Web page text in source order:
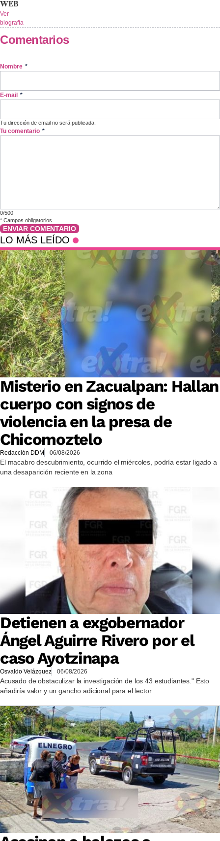
WEB
Ver
biografía
Comentarios
Nombre *
E-mail *
Tu dirección de email no será publicada.
Tu comentario *
0/500
* Campos obligatorios
ENVIAR COMENTARIO
LO MÁS LEÍDO
Misterio en Zacualpan: Hallan
cuerpo con signos de
violencia en la presa de
Chicomoztelo
Redacción DDM 06/08/2026
El macabro descubrimiento, ocurrido el miércoles, podría estar ligado a
una desaparición reciente en la zona
Detienen a exgobernador
Ángel Aguirre Rivero por el
caso Ayotzinapa
Osvaldo Velázquez 06/08/2026
Acusado de obstaculizar la investigación de los 43 estudiantes." Esto
añadiría valor y un gancho adicional para el lector